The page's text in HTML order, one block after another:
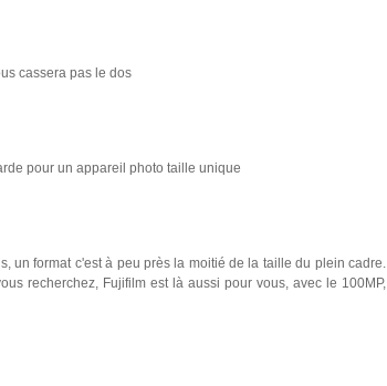
cassera pas le dos
pour un appareil photo taille unique
un format c'est à peu près la moitié de la taille du plein cadre.
recherchez, Fujifilm est là aussi pour vous, avec le 100MP,